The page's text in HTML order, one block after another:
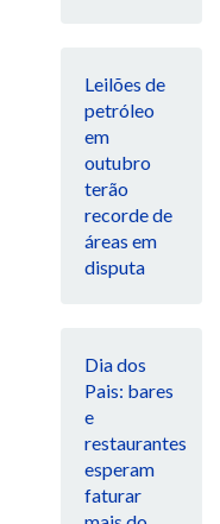
Leilões de
petróleo
em
outubro
terão
recorde de
áreas em
disputa
Dia dos
Pais: bares
e
restaurantes
esperam
faturar